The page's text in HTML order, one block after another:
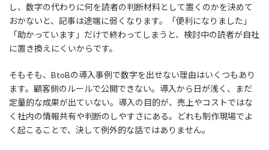
し、数字の代わりに何を読者の判断材料として置くのかを決めて
おかないと、記事は途端に弱くなります。「便利になりました」
「助かっています」だけで終わってしまうと、検討中の読者が自社
に置き換えにくいからです。
そもそも、BtoBの導入事例で数字を出せない理由はいくつもあり
ます。顧客側のルールで公開できない。導入から日が浅く、まだ
定量的な成果が出ていない。導入の目的が、売上やコストではな
く社内の情報共有や判断のしやすさにある。どれも制作現場でよ
く起こることで、決して例外的な話ではありません。